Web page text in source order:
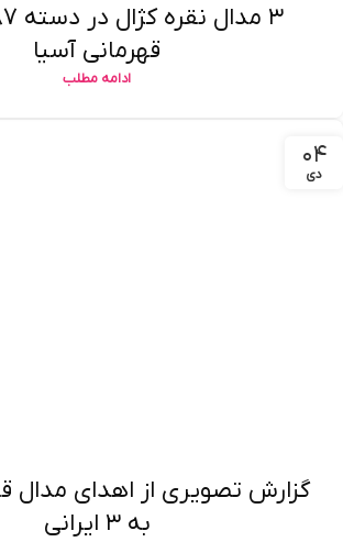
قهرمانی آسیا
ادامه مطلب
۰۴
دی
گزارش تصویری از اهدای مدال
به ۳ ایرانی